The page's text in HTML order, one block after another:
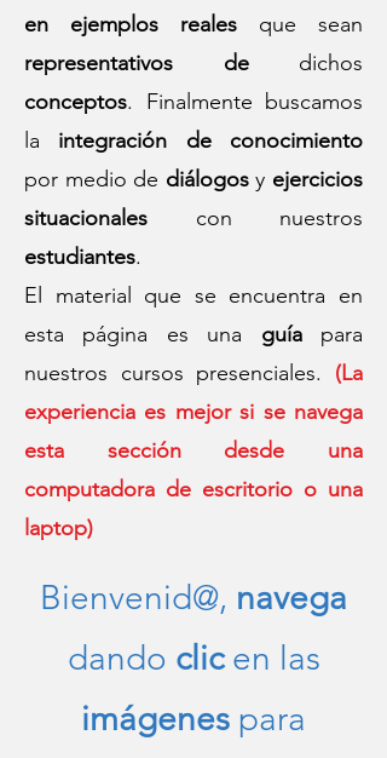
en ejemplos reales que sean
representativos
dedichos
conceptos. Finalmente buscamos
la integración de conocimiento
por medio de diálogosy ejercicios
situacionales con nuestros
estudiantes.
El material que se encuentra en
esta página es una guíapara
nuestros cursos presenciales. (La
experiencia es mejor si se navega
esta sección desde una
computadora de escritorio o una
laptop)
Bienvenid@, navega
dando clicen las
imágenes para